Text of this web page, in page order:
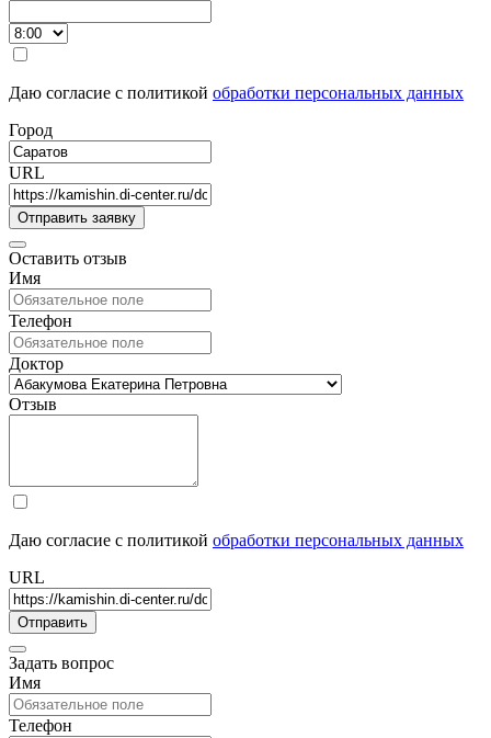
Даю согласие с политикой обработки персональных данных
Город
URL
Оставить отзыв
Имя
Телефон
Доктор
Отзыв
Даю согласие с политикой обработки персональных данных
URL
Задать вопрос
Имя
Телефон